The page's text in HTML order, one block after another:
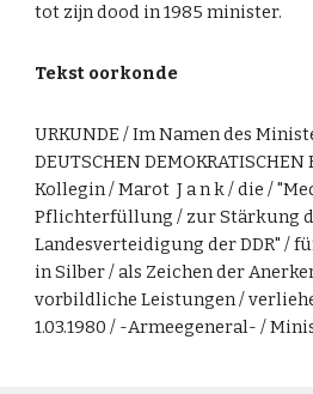
tot zijn dood in 1985 minister.
Tekst oorkonde
URKUNDE / Im Namen des
DEUTSCHEN
Kollegin / Marot J a n k / die /
Pflichterfüllung / zur Stärkung
Landesverteidigung der DDR" /
in Silber / als Zeichen der
vorbildliche Leistungen /
1.03.1980 / -Armeegeneral- /